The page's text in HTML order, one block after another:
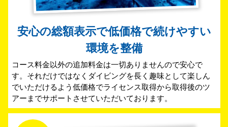
安心の総額表示で低価格で続けやすい
環境を整備
コース料金以外の追加料金は一切ありませんので安心で
す。それだけではなくダイビングを長く趣味として楽しん
でいただけるよう低価格でライセンス取得から取得後のツ
アーまでサポートさせていただいております。